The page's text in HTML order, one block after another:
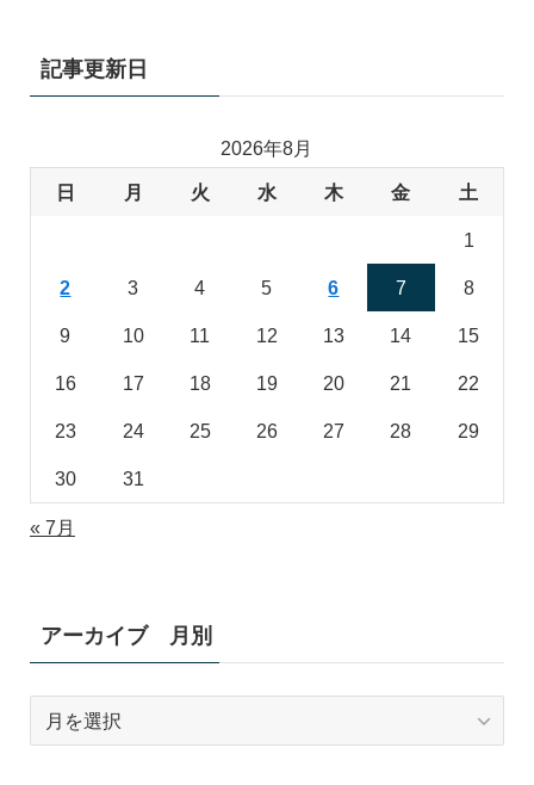
記事更新日
2026年8月
日 月 火 水 木 金 土
1
2 3 4 5 6 7 8
9 10 11 12 13 14 15
16 17 18 19 20 21 22
23 24 25 26 27 28 29
30 31
« 7月
アーカイブ 月別